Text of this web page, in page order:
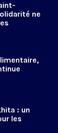
ne
: un
les